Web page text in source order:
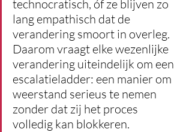
technocratisch, óf ze blijven zo
lang empathisch dat de
verandering smoort in overleg.
Daarom vraagt elke wezenlijke
verandering uiteindelijk om een
escalatieladder: een manier om
weerstand serieus te nemen
zonder dat zij het proces
volledig kan blokkeren.